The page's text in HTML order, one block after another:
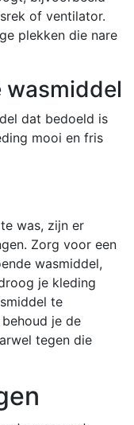
of ventilator.
plekken die nare
wasmiddel
dat bedoeld is
mooi en fris
was, zijn er
Zorg voor een
wasmiddel,
je kleding
te
je de
tegen die